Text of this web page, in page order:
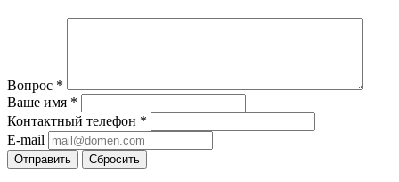
Вопрос *
Ваше имя *
Контактный телефон *
E-mail
Отправить Сбросить